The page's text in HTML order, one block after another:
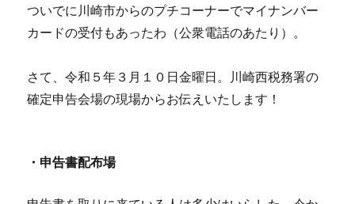
ついでに川崎市からのプチコーナーでマイナンバー
カードの受付もあったわ（公衆電話のあたり）。
さて、令和５年３月１０日金曜日。川崎西税務署の
確定申告会場の現場からお伝えいたします！
・申告書配布場